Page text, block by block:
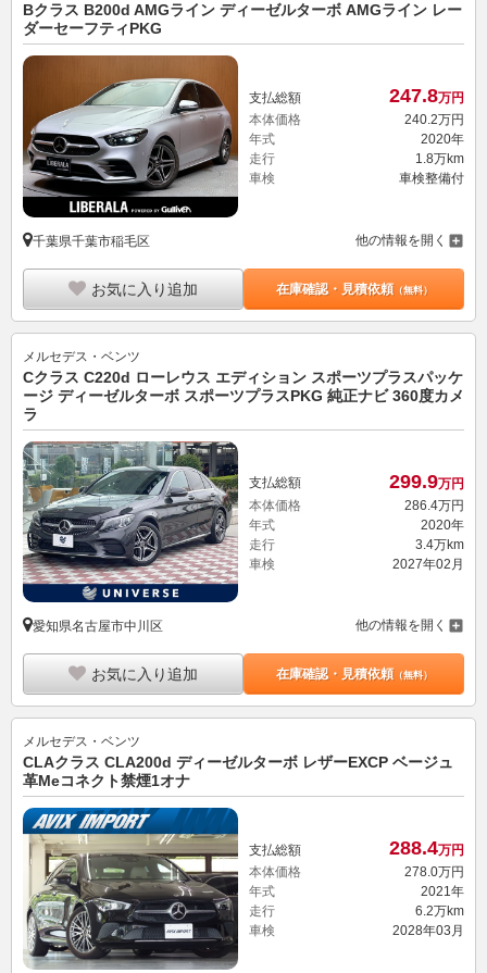
Bクラス B200d AMGライン ディーゼルターボ AMGライン レー
ダーセーフティPKG
支払総額 247.8万円
本体価格
240.2万円
年式
2020年
走行
1.8万km
車検
車検整備付
千葉県千葉市稲毛区 他の情報を開く
お気に入り追加 在庫確認・見積依頼（無料）
メルセデス・ベンツ
Cクラス C220d ローレウス エディション スポーツプラスパッケ
ージ ディーゼルターボ スポーツプラスPKG 純正ナビ 360度カメ
ラ
支払総額 299.9万円
本体価格
286. 4万円
年式
2020年
走行
3.4万km
車検
2027年02月
愛知県名古屋市中川区 他の情報を開く
お気に入り追加 在庫確認・見積依頼（無料）
メルセデス・ベンツ
CLAクラス CLA200d ディーゼルターボ レザーEXCP ベージュ
革Meコネクト禁煙1オナ
支払総額 288.4万円
本体価格
278.0万円
年式
2021年
走行
6.2万km
車検
2028年03月